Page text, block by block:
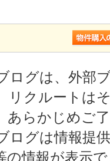
グは、外部
リクルートは
あらかじめご
グは情報提
の情報が表示